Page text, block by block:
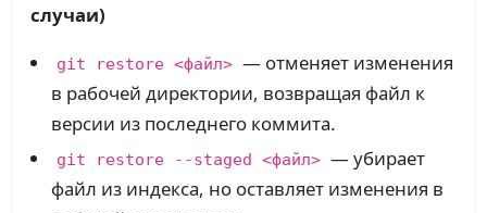
случаи)
git restore <файл> — отменяет изменения
в рабочей директории, возвращая файл к
версии из последнего коммита.
git restore --staged <файл> — убирает
файл из индекса, но оставляет изменения в